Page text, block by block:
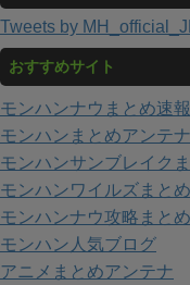
Tweets by
おすすめサイト
モンハンナウまとめ速
モンハンまとめアンテナ
モンハンサンブレイク
モンハンワイルズまと
モンハンナウ攻略まと
モンハン人気ブログ
アニメまとめアンテナ